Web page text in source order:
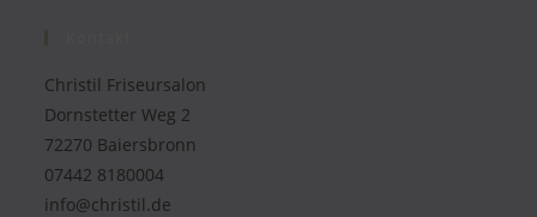
Christil Friseursalon
Dornstetter Weg 2
72270 Baiersbronn
07442 8180004
info@christil.de